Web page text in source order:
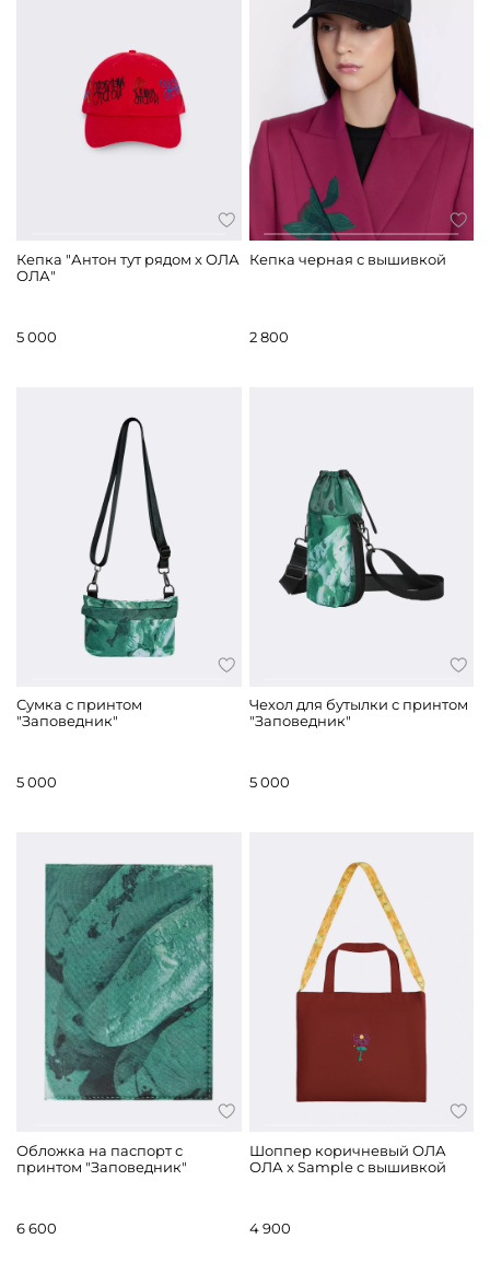
Кепка "Антон тут рядом x ОЛА
ОЛА"
5 000
Кепка черная с вышивкой
2 800
Сумка с принтом
"Заповедник"
5 000
Чехол для бутылки с принтом
"Заповедник"
5 000
Обложка на паспорт с
принтом "Заповедник"
6 600
Шоппер коричневый ОЛА
ОЛА x Sample с вышивкой
4 900